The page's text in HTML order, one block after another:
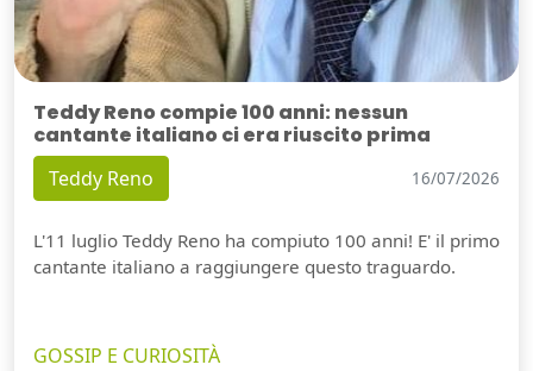
Teddy Reno compie 100 anni: nessun
cantante italiano ci era riuscito prima
Teddy Reno 16/07/2026
L'11 luglio Teddy Reno ha compiuto 100 anni! E' il primo
cantante italiano a raggiungere questo traguardo.
GOSSIP E CURIOSITÀ